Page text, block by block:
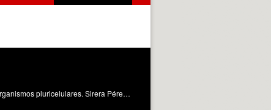
[ES]En este objeto de aprendizaje descubrirás la importancia de la comunicación celular para el control coordinado de los organismos pluricelulares. Sirera Pérez, Rafael (2025). Generalidades de la Comunicación Intercelular. https://riunet.upv.es/handle/10251/221542 DER